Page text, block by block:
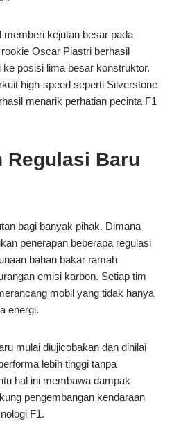
kejutan besar pada
Oscar Piastri berhasil
posisi lima besar konstruktor.
high-speed seperti Silverstone
menarik perhatian pecinta F1
Regulasi Baru
bagi banyak pihak. Dimana
penerapan beberapa regulasi
bahan bakar ramah
emisi karbon. Setiap tim
mobil yang tidak hanya
energi.
mulai diujicobakan dan dinilai
lebih tinggi tanpa
hal ini membawa dampak
pengembangan kendaraan
F1.